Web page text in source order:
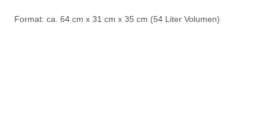
Format: ca. 64 cm x 31 cm x 35 cm (54 Liter Volumen)